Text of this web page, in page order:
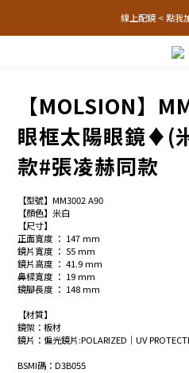
線上配鏡 < 點我
【MOLSION】
眼框太陽眼鏡♦(
款#張凌赫同款
【型號】MM3002 A90
【顏色】米白
【尺寸】
正面寬度 ： 147 mm
鏡片寬度 ： 55 mm
鏡片高度 ： 41.9 mm
鼻樑寬度 ： 19 mm
鏡腳長度 ： 148 mm
【材質】
鏡架：板材
鏡片：偏光鏡片:POLARIZED│UV
BSMI碼：D3B055